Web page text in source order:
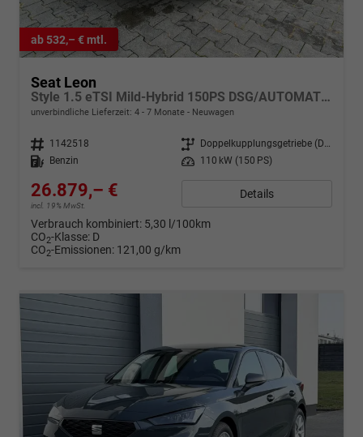
ab 532,– € mtl.
Seat Leon
Style 1.5 eTSI Mild-Hybrid 150PS DSG/AUTOMATIK, 5 Jahre Garantie, 16" Alu, Climatronic, Parksensoren vorn/hinten, Media System PLUS 12,9"/Bluetooth, Tempomat, Full Digital Cockpit, LED-Scheinwerfer, M-Lederlenkrad, Reserverad, Verkehrszeichenerkennung
unverbindliche Lieferzeit: 4 - 7 Monate Neuwagen
Fahrzeugnr. 1142518 Getriebe
Doppelkupplungsgetriebe (DSG)
Kraftstoff
Benzin Leistung 110 kW (150 PS)
26.879,– €
incl. 19% MwSt.
Details
Verbrauch kombiniert: 5,30 l/100km
CO2-Klasse: D
CO2-Emissionen: 121,00 g/km